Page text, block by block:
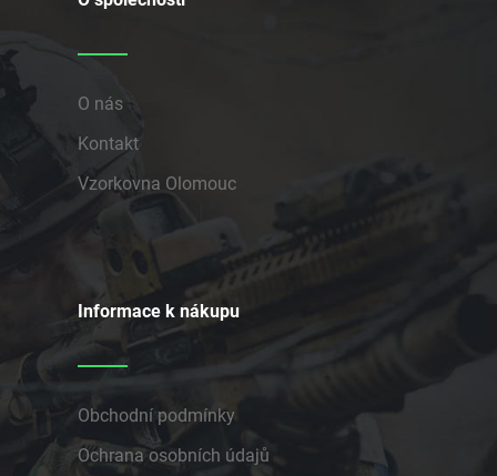
O nás
Kontakt
Vzorkovna Olomouc
Informace k nákupu
Obchodní podmínky
Ochrana osobních údajů